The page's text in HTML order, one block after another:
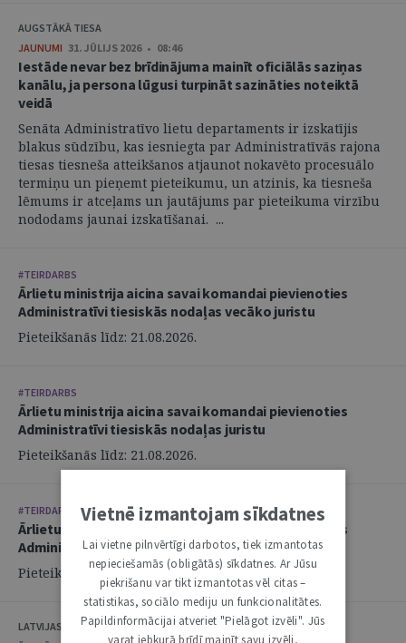
AUGSTĀKĀ TIESA
JAUNUMI 31. JŪLIJS 2026 • 08:46
Iestāde nevar bez brīdinājuma mainīt oficiālās saziņas
kanālu, ja persona lūgusi turpināt sazināties noteiktā
veidā
Senāta Administratīvo lietu departaments ir izskatījis
blakus sūdzību, kas iesniegta par Administratīvās rajona
tiesas tiesneša atteikšanos atjaunot nokavēto procesuālo
termiņu un pieņemt pieteikumu, un atzinis, ka tiesneša
lēmums ir atceļams un jautājums par pieteikuma virzību
nododams jaunai izskatīšanai. ...
#TEIRDARBS
Ārlietu ministrija aicina savai komandai pievienoties
Administratīvi tiesiskās nodaļas vecāko juristu
Pieteikšanās līdz: 21.08.2026.
#TEIRDARBS
Ārlietu ministrija aicina savai komandai pievienoties
Administratīvi tiesiskās nodaļas juristu
Pieteikšanās līdz: 21.08.2026.
#TEIRDARBS
Ārlietu ministrija aicina savai komandai pievienoties
Administratīvi tiesiskās nodaļas juristu
Pieteikšanās līdz: 21.08.2026.
LATVIJAS ZVĒRINĀTU ADVOKĀTU PADOME
Vietnē izmantojam sīkdatnes
Lai vietne pilnvērtīgi darbotos, tiek izmantotas
nepieciešamās (obligātās) sīkdatnes. Ar Jūsu
piekrišanu var tikt izmantotas vēl citas –
statistikas, sociālo mediju un funkcionalitātes.
Papildinformācijai atveriet "Pielāgot izvēli". Jūs
varat jebkurā brīdī mainīt savu izvēli,